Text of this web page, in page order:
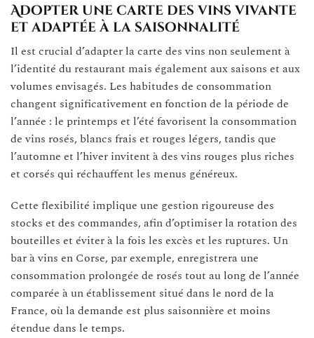
Adopter une carte des vins vivante
et adaptée à la saisonnalité
Il est crucial d’adapter la carte des vins non seulement à
l’identité du restaurant mais également aux saisons et aux
volumes envisagés. Les habitudes de consommation
changent significativement en fonction de la période de
l’année : le printemps et l’été favorisent la consommation
de vins rosés, blancs frais et rouges légers, tandis que
l’automne et l’hiver invitent à des vins rouges plus riches
et corsés qui réchauffent les menus généreux.
Cette flexibilité implique une gestion rigoureuse des
stocks et des commandes, afin d’optimiser la rotation des
bouteilles et éviter à la fois les excès et les ruptures. Un
bar à vins en Corse, par exemple, enregistrera une
consommation prolongée de rosés tout au long de l’année
comparée à un établissement situé dans le nord de la
France, où la demande est plus saisonnière et moins
étendue dans le temps.